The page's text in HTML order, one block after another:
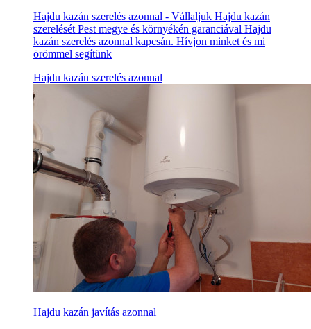
Hajdu kazán szerelés azonnal - Vállaljuk Hajdu kazán
szerelését Pest megye és környékén garanciával Hajdu
kazán szerelés azonnal kapcsán. Hívjon minket és mi
örömmel segítünk
Hajdu kazán szerelés azonnal
Hajdu kazán javítás azonnal